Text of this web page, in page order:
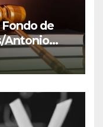
de
Antonio
de